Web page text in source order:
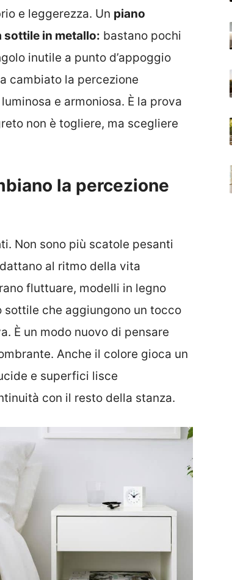
e leggerezza. Un piano
sottile in metallo: bastano pochi
inutile a punto d’appoggio
cambiato la percezione
e armoniosa. È la prova
non è togliere, ma scegliere
la percezione
Non sono più scatole pesanti
al ritmo della vita
fluttuare, modelli in legno
che aggiungono un tocco
È un modo nuovo di pensare
Anche il colore gioca un
e superfici lisce
con il resto della stanza.